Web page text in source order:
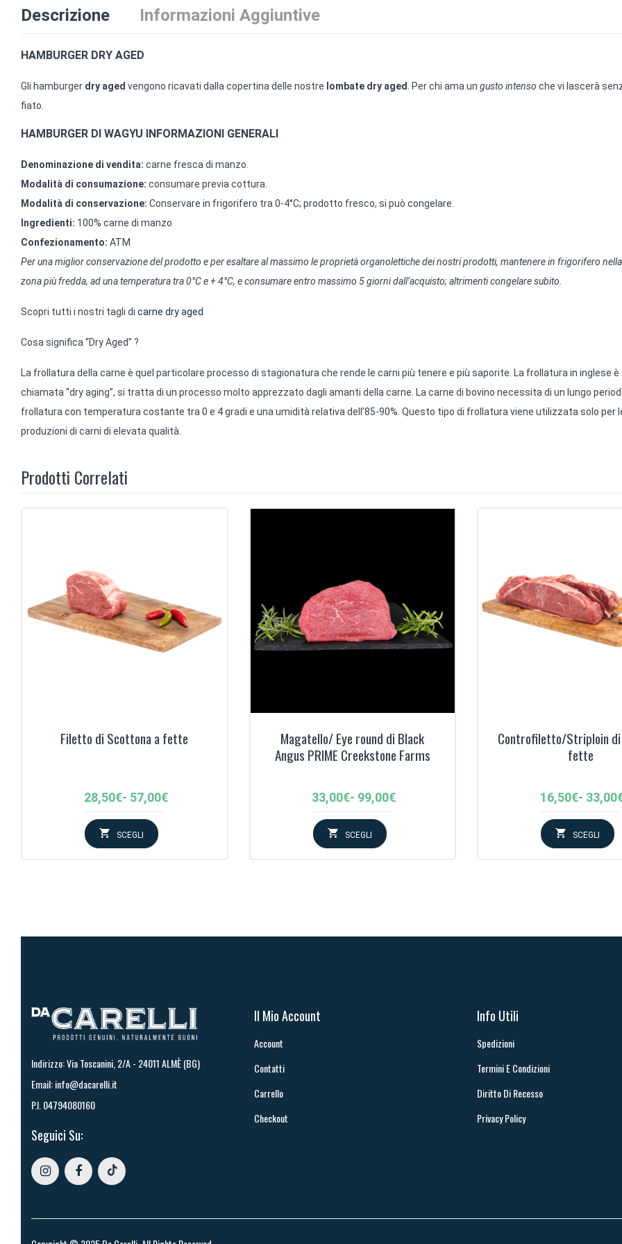
Descrizione Informazioni Aggiuntive
HAMBURGER DRY AGED
Gli hamburger dry aged vengono ricavati dalla copertina delle nostre lombate dry aged . Per chi ama un gusto intenso che vi lascerà
fiato.
HAMBURGER DI WAGYU INFORMAZIONI GENERALI
Denominazione di vendita: carne fresca di manzo.
Modalità di consumazione: consumare previa cottura.
Modalità di conservazione: Conservare in frigorifero tra 0-4°C; prodotto fresco, si può congelare.
Ingredienti: 100% carne di manzo
Confezionamento: ATM
Per una miglior conservazione del prodotto e per esaltare al massimo le proprietà organolettiche dei nostri prodotti, mantenere in frigorifero nella
zona più fredda, ad una temperatura tra 0°C e + 4°C, e consumare entro massimo 5 giorni dall’acquisto; altrimenti congelare subito.
Scopri tutti i nostri tagli di carne dry aged
Cosa significa “Dry Aged” ?
La frollatura della carne è quel particolare processo di stagionatura che rende le carni più tenere e più saporite. La frollatura in inglese è
chiamata “dry aging”, si tratta di un processo molto apprezzato dagli amanti della carne. La carne di bovino necessita di un lungo
frollatura con temperatura costante tra 0 e 4 gradi e una umidità relativa dell’85-90%. Questo tipo di frollatura viene utilizzata solo per
produzioni di carni di elevata qualità.
Prodotti Correlati
Filetto di Scottona a fette
28,50€- 57,00€
Fascia
prezzo:
da
SCEGLI
Magatello/ Eye round di Black
Angus PRIME Creekstone Farms
33,00€- 99,00€
Fascia
prezzo:
da
SCEGLI
Controfiletto/Striploin di
fette
16,50€- 33,00
Fascia
da
SCEGLI
Indirizzo: Via Toscanini, 2/A - 24011 ALMÈ (BG)
Email:info@dacarelli.it
P.I. 04794080160
Seguici Su:
Il Mio Account
Account
Contatti
Carrello
Checkout
Info Utili
Spedizioni
Termini E Condizioni
Diritto Di Recesso
Privacy Policy